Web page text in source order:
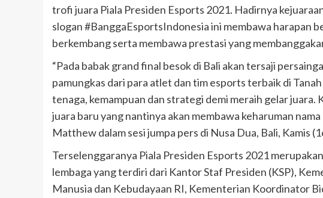
trofi juara Piala Presiden Esports 2021. Hadirnya
slogan #BanggaEsportsIndonesia ini membawa harapan
berkembang serta membawa prestasi yang
“Pada babak grand final besok di Bali akan tersaji
pamungkas dari para atlet dan tim esports terbaik di
tenaga, kemampuan dan strategi demi meraih gelar juara.
juara baru yang nantinya akan membawa keharuman
Matthew dalam sesi jumpa pers di Nusa Dua, Bali, Kamis
Terselenggaranya Piala Presiden Esports 2021
lembaga yang terdiri dari Kantor Staf Presiden (KSP),
Manusia dan Kebudayaan RI, Kementerian Koordinator